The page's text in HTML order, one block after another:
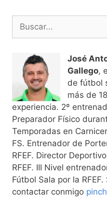
Buscar:
José
Gallego,
de fútbol
más de
experiencia. 2º
Preparador Físico
Temporadas en
FS. Entrenador de
RFEF. Director
RFEF. III Nivel
Fútbol Sala por la RFEF.
contactar conmigo